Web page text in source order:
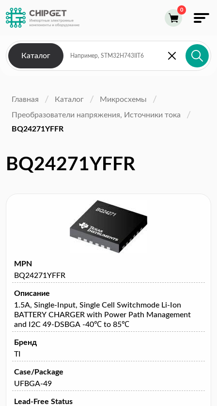
Каталог
Главная Каталог
Микросхемы
Преобразователи напряжения, Источники тока
BQ24271YFFR
BQ24271YFFR
MPN
BQ24271YFFR
Описание
1.5A, Single-Input, Single Cell Switchmode Li-Ion
BATTERY CHARGER with Power Path Management
and I2C 49-DSBGA -40℃ to 85℃
Бренд
TI
Case/Package
UFBGA-49
Lead-Free Status